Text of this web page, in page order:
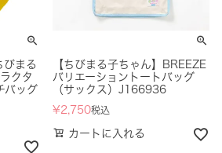
びまる
クタ
バッグ
【ちびまる子ちゃん】BREEZE
バリエーショントートバッグ
（サックス）J166936
¥2,750税込
カートに入れる